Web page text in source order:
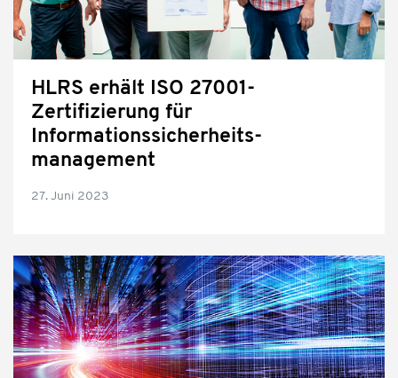
HLRS erhält ISO 27001-
Zertifizierung für
Informationssicherheits-
management
27. Juni 2023